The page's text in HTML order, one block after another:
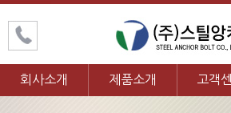
회사소개 제품소개 고객